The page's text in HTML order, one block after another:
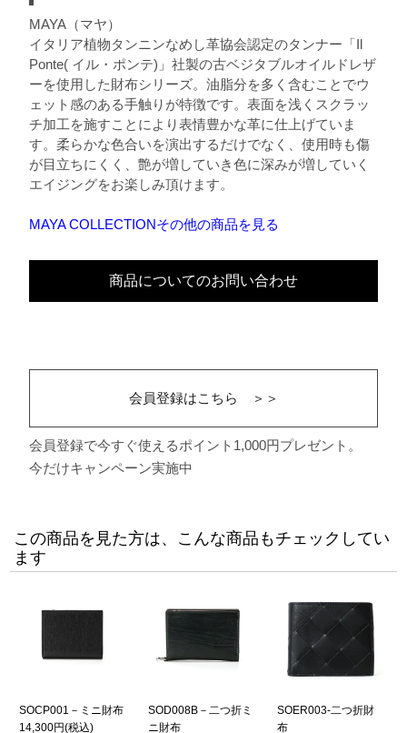
MAYA（マヤ）
イタリア植物タンニンなめし革協会認定のタンナー「Il
Ponte( イル・ポンテ)」社製の古ベジタブルオイルドレザ
ーを使用した財布シリーズ。油脂分を多く含むことでウ
ェット感のある手触りが特徴です。表面を浅くスクラッ
チ加工を施すことにより表情豊かな革に仕上げていま
す。柔らかな色合いを演出するだけでなく、使用時も傷
が目立ちにくく、艶が増していき色に深みが増していく
エイジングをお楽しみ頂けます。
MAYA COLLECTIONその他の商品を見る
商品についてのお問い合わせ
会員登録はこちら ＞＞
会員登録で今すぐ使えるポイント1,000円プレゼント。
今だけキャンペーン実施中
この商品を見た方は、こんな商品もチェックしてい
ます
SOCP001－ミニ財布
14,300円(税込)
SOD008B－二つ折ミ
ニ財布
SOER003-二つ折財
布